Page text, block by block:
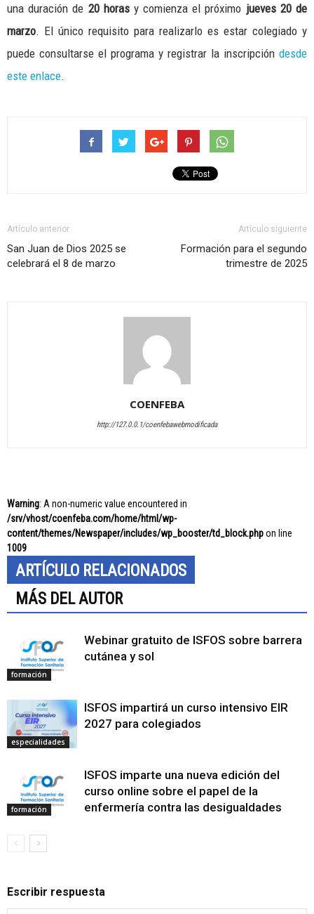
una duración de 20 horasy comienza el próximo jueves 20 de
marzo. El único requisito para realizarlo es estar colegiado y
puede consultarse el programa y registrar la inscripción desde
este enlace.
Artículo anterior
San Juan de Dios 2025 se
celebrará el 8 de marzo
Artículo siguiente
Formación para el segundo
trimestre de 2025
COENFEBA
http://127.0.0.1/coenfebawebmodificada
Warning: A non-numeric value encountered in
/srv/vhost/coenfeba.com/home/html/wp-
content/themes/Newspaper/includes/wp_booster/td_block.phpon line
1009
ARTÍCULO RELACIONADOS
MÁS DEL AUTOR
formación
Webinar gratuito de ISFOS sobre barrera
cutánea y sol
especialidades
ISFOS impartirá un curso intensivo EIR
2027 para colegiados
formación
ISFOS imparte una nueva edición del
curso online sobre el papel de la
enfermería contra las desigualdades
Escribir respuesta